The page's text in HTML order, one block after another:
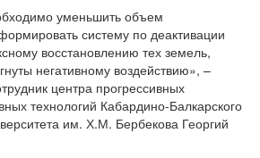
уменьшить объем
систему по деактивации
восстановлению тех земель,
негативному воздействию», –
центра прогрессивных
технологий Кабардино-Балкарского
им. Х.М. Бербекова Георгий